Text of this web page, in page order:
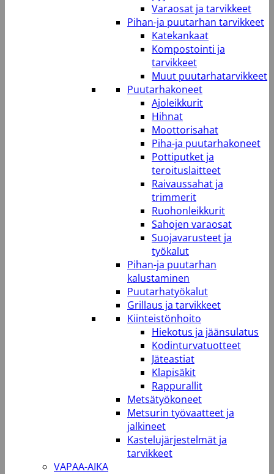
Varaosat ja tarvikkeet
Pihan-ja puutarhan tarvikkeet
Katekankaat
Kompostointi ja
tarvikkeet
Muut puutarhatarvikkeet
Puutarhakoneet
Ajoleikkurit
Hihnat
Moottorisahat
Piha-ja puutarhakoneet
Pottiputket ja
teroituslaitteet
Raivaussahat ja
trimmerit
Ruohonleikkurit
Sahojen varaosat
Suojavarusteet ja
työkalut
Pihan-ja puutarhan
kalustaminen
Puutarhatyökalut
Grillaus ja tarvikkeet
Kiinteistönhoito
Hiekotus ja jäänsulatus
Kodinturvatuotteet
Jäteastiat
Klapisäkit
Rappurallit
Metsätyökoneet
Metsurin työvaatteet ja
jalkineet
Kastelujärjestelmät ja
tarvikkeet
VAPAA-AIKA